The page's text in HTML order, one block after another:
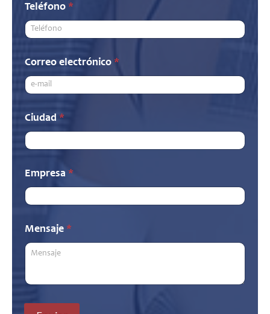
Teléfono *
Correo electrónico *
Ciudad *
*
M
e
s
a
Empresa *
Mensaje *